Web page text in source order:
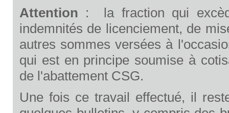
Attention : la fraction qui
indemnités de licenciement, de
autres sommes versées à
qui est en principe soumise à
de l'abattement CSG.
Une fois ce travail effectué, il